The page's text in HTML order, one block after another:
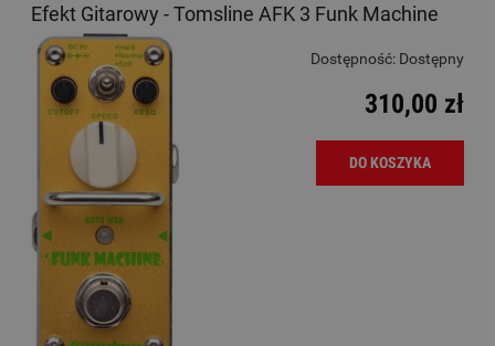
Efekt Gitarowy - Tomsline AFK 3 Funk Machine
Dostępność: Dostępny
310,00 zł
DO KOSZYKA